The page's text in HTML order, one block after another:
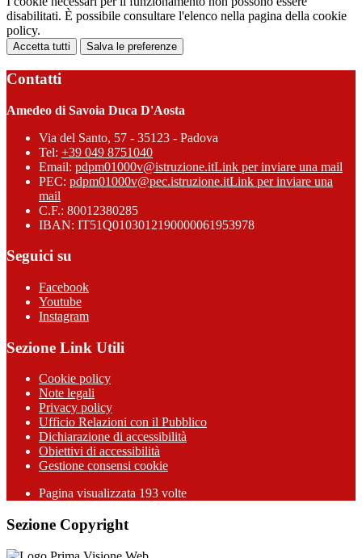
disabilitati. È possibile consultare l'elenco nella pagina della cookie
policy.
Accetta tutti Salva le preferenze
Contatti
Amedeo di Savoia Duca D'Aosta
Via del Santo, 57 - 35123 - Padova
Tel: +39 049 8751040
Email: pdpm01000v@istruzione.itLink per inviare una mail
PEC: pdpm01000v@pec.istruzione.itLink per inviare una
mail
C.F.: 80012380285
IBAN: IT51Q0103012190000061953978
Seguici su
Facebook
Youtube
Instagram
Sezione Link Utili
Cookie policy
Note legali
Privacy policy
Ufficio Relazioni con il Pubblico
Dichiarazione di accessibilità
Obiettivi di accessibilità
Gestione consensi cookie
Pagina visualizzata 193 volte
Sezione Copyright